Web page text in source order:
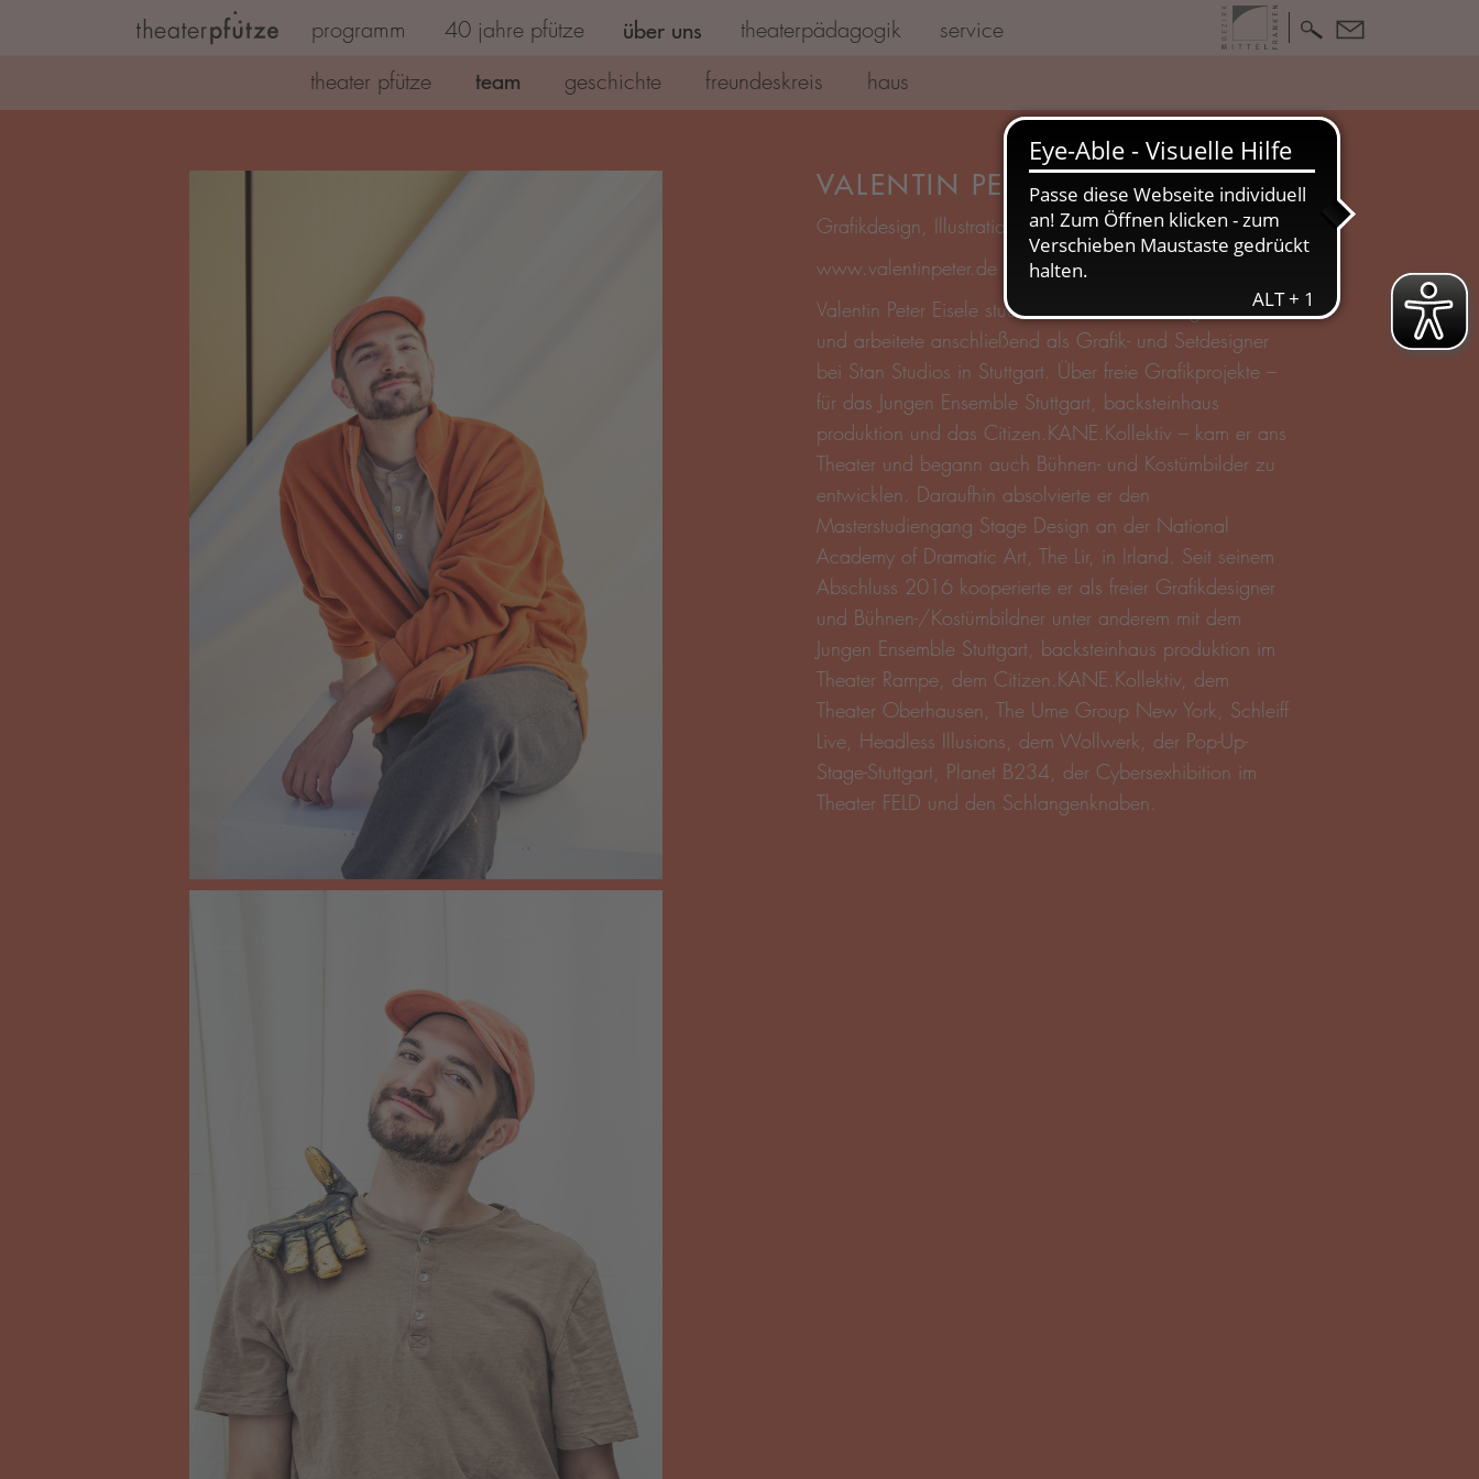
programm 40 jahre pfütze über uns theaterpädagogik
service
theater pfütze
team geschichte freundeskreis haus
VALENTIN PETER EISELE
Grafikdesign, Illustration (seit März 2020)
www.valentinpeter.de
Valentin Peter Eisele studierte Informationsdesign in Graz
und arbeitete anschließend als Grafik- und Setdesigner
bei Stan Studios in Stuttgart. Über freie Grafikprojekte –
für das Jungen Ensemble Stuttgart, backsteinhaus
produktion und das Citizen.KANE.Kollektiv – kam er ans
Theater und begann auch Bühnen- und Kostümbilder zu
entwicklen. Daraufhin absolvierte er den
Masterstudiengang Stage Design an der National
Academy of Dramatic Art, The Lir, in Irland. Seit seinem
Abschluss 2016 kooperierte er als freier Grafikdesigner
und Bühnen-/Kostümbildner unter anderem mit dem
Jungen Ensemble Stuttgart, backsteinhaus produktion im
Theater Rampe, dem Citizen.KANE.Kollektiv, dem
Theater Oberhausen, The Ume Group New York, Schleiff
Live, Headless Illusions, dem Wollwerk, der Pop-Up-
Stage-Stuttgart, Planet B234, der Cybersexhibition im
Theater FELD und den Schlangenknaben.